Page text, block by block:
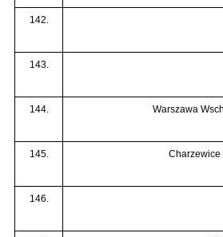
142.
143.
144. Warszawa
145. Charzewice
146.